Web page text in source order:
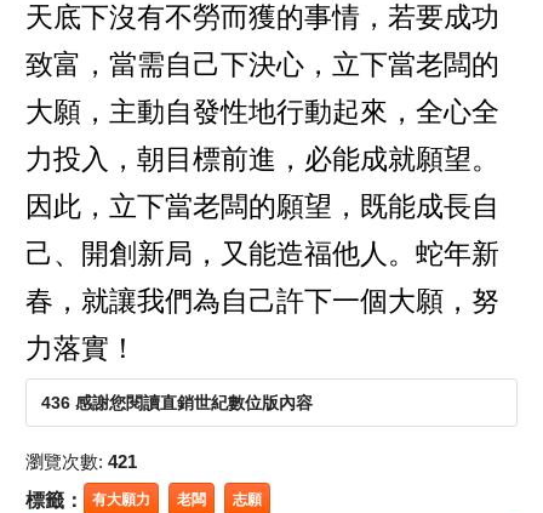
天底下沒有不勞而獲的事情，若要成功
致富，當需自己下決心，立下當老闆的
大願，主動自發性地行動起來，全心全
力投入，朝目標前進，必能成就願望。
因此，立下當老闆的願望，既能成長自
己、開創新局，又能造福他人。蛇年新
春，就讓我們為自己許下一個大願，努
力落實！
436 感謝您閱讀直銷世紀數位版內容
瀏覽次數: 421
標籤： 有大願力 老闆 志願